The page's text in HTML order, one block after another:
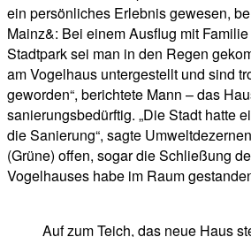
ein persönliches Erlebnis gewesen,
Mainz&: Bei einem Ausflug mit
Stadtpark sei man in den Regen
am Vogelhaus untergestellt und sind
geworden“, berichtete Mann – das
sanierungsbedürftig. „Die Stadt hatte
die Sanierung“, sagte
(Grüne) offen, sogar die Schließung
Vogelhauses habe im Raum
Auf zum Teich, das neue Haus